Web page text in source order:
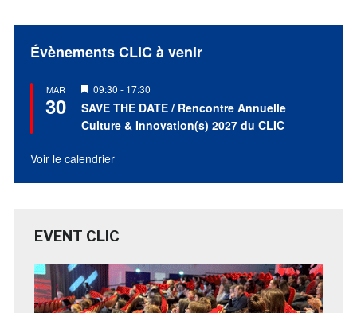
Évènements CLIC à venir
MAR
30
Mis
en
avant
09:30 - 17:30
SAVE THE DATE / Rencontre Annuelle
Culture & Innovation(s) 2027 du CLIC
Voir le calendrier
EVENT CLIC